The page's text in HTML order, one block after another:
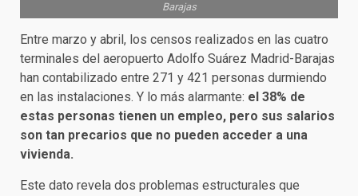
Barajas
Entre marzo y abril, los censos realizados en las cuatro
terminales del aeropuerto Adolfo Suárez Madrid-Barajas
han contabilizado entre 271 y 421 personas durmiendo
en las instalaciones. Y lo más alarmante: el 38% de
estas personas tienen un empleo, pero sus salarios
son tan precarios que no pueden acceder a una
vivienda.
Este dato revela dos problemas estructurales que